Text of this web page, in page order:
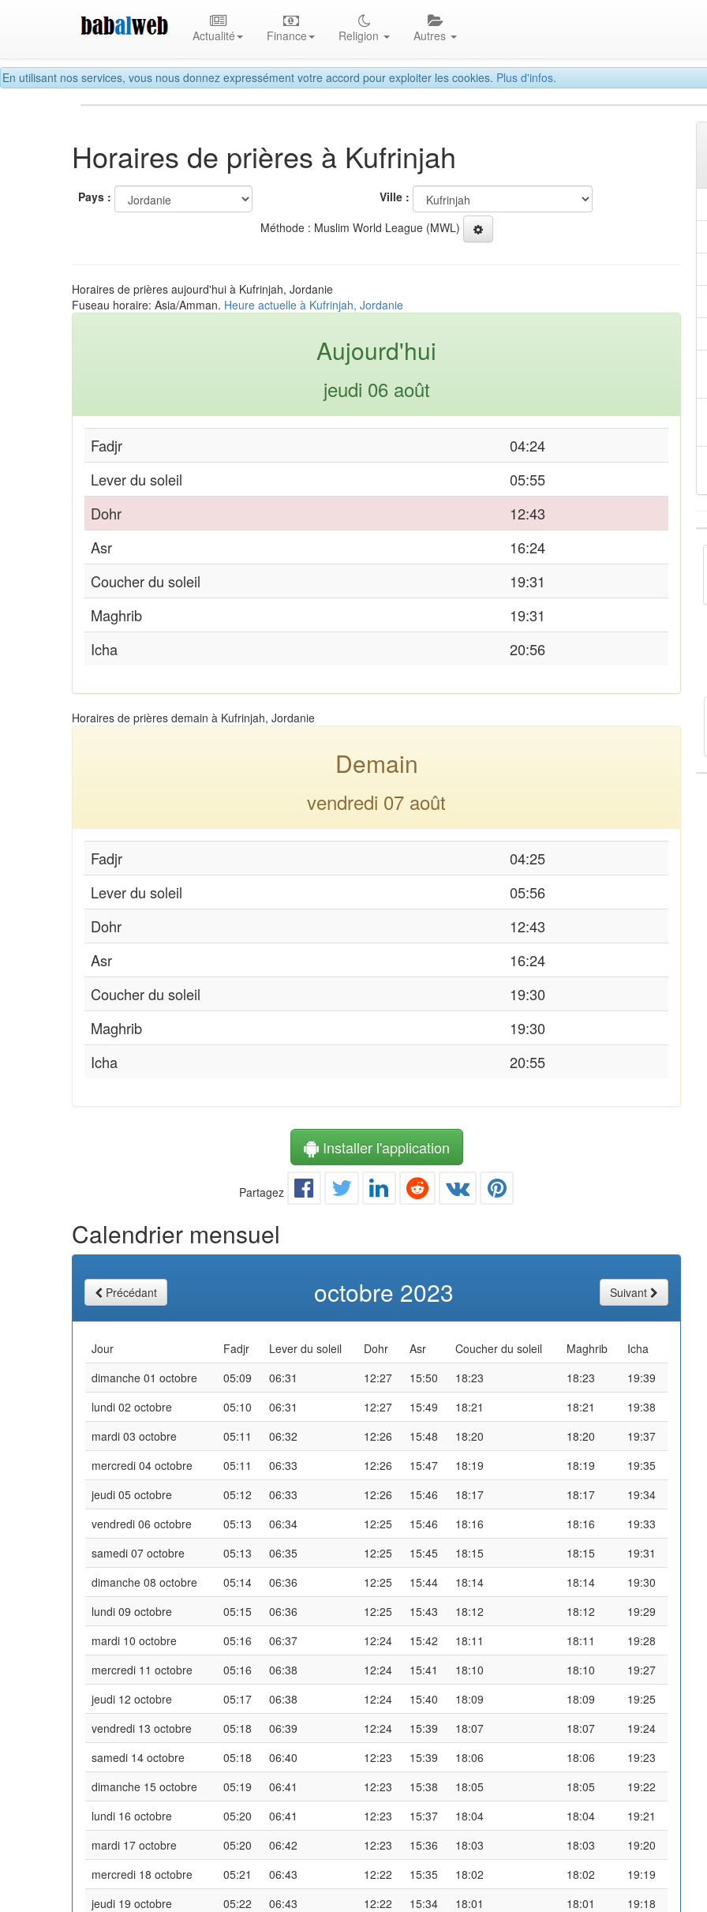
En utilisant nos services, vous nous donnez expressément votre accord pour exploiter les cookies. Plus d'infos.
Actualité Finance Religion Autres
Horaires de prières à Kufrinjah
Pays :
Ville :
Méthode : Muslim World League (MWL)
Horaires de prières aujourd'hui à Kufrinjah, Jordanie
Fuseau horaire: Asia/Amman. Heure actuelle à Kufrinjah, Jordanie
Aujourd'hui
jeudi 06 août
Fadjr
04:24
Lever du soleil
05:55
Dohr
12:43
Asr
16:24
Coucher du soleil
19:31
Maghrib
19:31
Icha
20:56
Horaires de prières demain à Kufrinjah, Jordanie
Demain
vendredi 07 août
Fadjr
04:25
Lever du soleil
05:56
Dohr
12:43
Asr
16:24
Coucher du soleil
19:30
Maghrib
19:30
Icha
20:55
Installer l'application
Partagez
Calendrier mensuel
Précédant octobre 2023 Suivant
Jour Fadjr Lever du soleil Dohr Asr Coucher du soleil Maghrib
Icha
dimanche 01 octobre
05:09 06:31 12:27 15:50 18:23 18:23
19:39
lundi 02 octobre
05:10 06:31 12:27 15:49 18:21 18:21
19:38
mardi 03 octobre
05:11 06:32 12:26 15:48 18:20 18:20
19:37
mercredi 04 octobre
05:11 06:33 12:26 15:47 18:19 18:19
19:35
jeudi 05 octobre
05:12 06:33 12:26 15:46 18:17 18:17
19:34
vendredi 06 octobre
05:13 06:34 12:25 15:46 18:16 18:16
19:33
samedi 07 octobre
05:13 06:35 12:25 15:45 18:15 18:15
19:31
dimanche 08 octobre
05:14 06:36 12:25 15:44 18:14 18:14
19:30
lundi 09 octobre
05:15 06:36 12:25 15:43 18:12 18:12
19:29
mardi 10 octobre
05:16 06:37 12:24 15:42 18:11 18:11
19:28
mercredi 11 octobre
05:16 06:38 12:24 15:41 18:10 18:10
19:27
jeudi 12 octobre
05:17 06:38 12:24 15:40 18:09 18:09
19:25
vendredi 13 octobre
05:18 06:39 12:24 15:39 18:07 18:07
19:24
samedi 14 octobre
05:18 06:40 12:23 15:39 18:06 18:06
19:23
dimanche 15 octobre
05:19 06:41 12:23 15:38 18:05 18:05
19:22
lundi 16 octobre
05:20 06:41 12:23 15:37 18:04 18:04
19:21
mardi 17 octobre
05:20 06:42 12:23 15:36 18:03 18:03
19:20
mercredi 18 octobre
05:21 06:43 12:22 15:35 18:02 18:02
19:19
jeudi 19 octobre
05:22 06:43 12:22 15:34 18:01 18:01
19:18